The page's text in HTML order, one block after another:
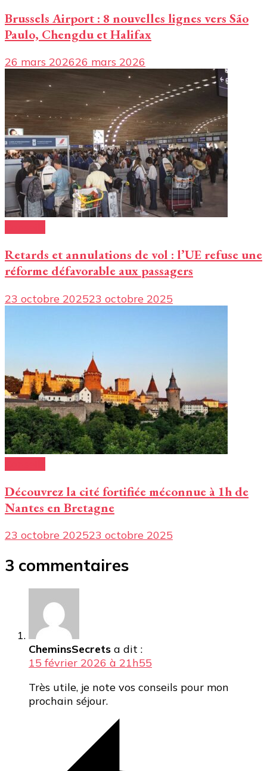
Brussels Airport : 8 nouvelles lignes vers São
Paulo, Chengdu et Halifax
26 mars 202626 mars 2026
Retards et annulations de vol : l’UE refuse une
réforme défavorable aux passagers
23 octobre 202523 octobre 2025
Découvrez la cité fortifiée méconnue à 1h de
Nantes en Bretagne
23 octobre 202523 octobre 2025
3 commentaires
CheminsSecrets a dit :
15 février 2026 à 21h55
Très utile, je note vos conseils pour mon
prochain séjour.